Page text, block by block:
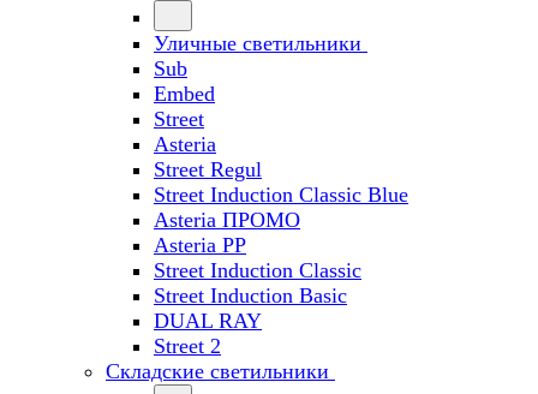
Уличные светильники
Sub
Embed
Street
Asteria
Street Regul
Street Induction Classic Blue
Asteria ПРОМО
Asteria PP
Street Induction Classic
Street Induction Basic
DUAL RAY
Street 2
Складские светильники